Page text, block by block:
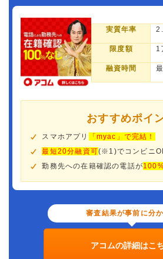
実質年率
限度額 1
融資時間
おすすめポイ
スマホアプリ
「myac」で完結！
最短20分融資可(※1)でコンビニ
勤務先への在籍確認の電話が
審査結果が事前に分
アコムの詳細はこ